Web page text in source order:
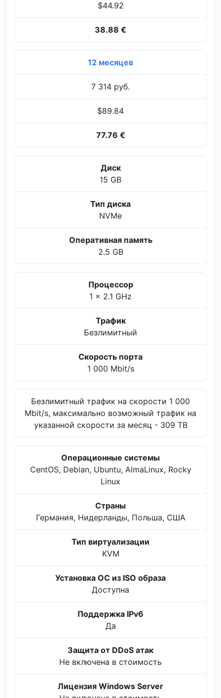
$44.92
38.88 €
12 месяцев
7 314 руб.
$89.84
77.76 €
Диск
15 GB
Тип диска
NVMe
Оперативная память
2.5 GB
Процессор
1 x 2.1 GHz
Трафик
Безлимитный
Скорость порта
1 000 Mbit/s
Безлимитный трафик на скорости 1 000
Mbit/s, максимально возможный трафик на
указанной скорости за месяц - 309 TB
Операционные системы
CentOS, Debian, Ubuntu, AlmaLinux, Rocky
Linux
Страны
Германия, Нидерланды, Польша, США
Тип виртуализации
KVM
Установка ОС из ISO образа
Доступна
Поддержка IPv6
Да
Защита от DDoS атак
Не включена в стоимость
Лицензия Windows Server